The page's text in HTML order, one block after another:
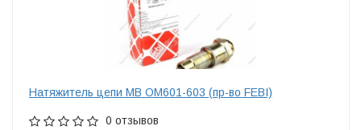
Натяжитель цепи MB OM601-603 (пр-во FEBI)
0 отзывов